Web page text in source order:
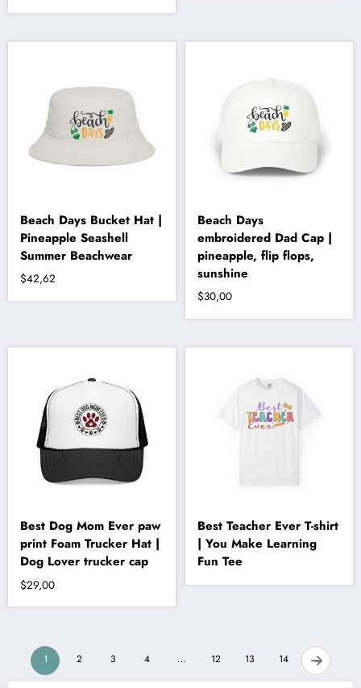
-
Bu
birden
Seçenekler
sayfasından
seçilebilir
Beach Days Bucket Hat |
Pineapple Seashell
Summer Beachwear
$42,62
Bu
fazla
Seçenekler
sayfasından
seçilebilir
Beach Days
embroidered Dad Cap |
pineapple, flip flops,
sunshine
$30,00
Best Dog Mom Ever paw
print Foam Trucker Hat |
Dog Lover trucker cap
$29,00
Best Teacher Ever T-shirt
| You Make Learning
Fun Tee
1 2 3 4 … 12 13 14 →